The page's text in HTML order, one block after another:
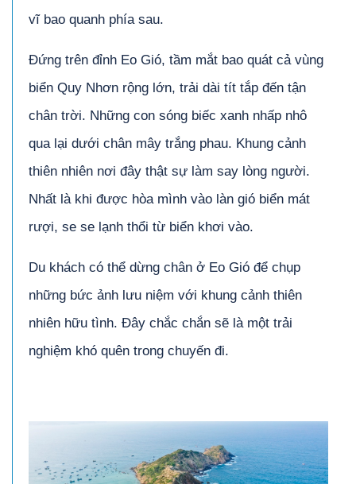
vĩ bao quanh phía sau.
Đứng trên đỉnh Eo Gió, tầm mắt bao quát cả vùng
biển Quy Nhơn rộng lớn, trải dài tít tắp đến tận
chân trời. Những con sóng biếc xanh nhấp nhô
qua lại dưới chân mây trắng phau. Khung cảnh
thiên nhiên nơi đây thật sự làm say lòng người.
Nhất là khi được hòa mình vào làn gió biển mát
rượi, se se lạnh thổi từ biển khơi vào.
Du khách có thể dừng chân ở Eo Gió để chụp
những bức ảnh lưu niệm với khung cảnh thiên
nhiên hữu tình. Đây chắc chắn sẽ là một trải
nghiệm khó quên trong chuyến đi.